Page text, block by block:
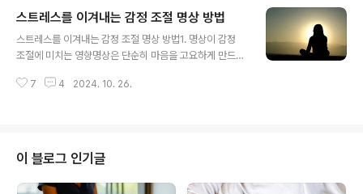
유지해 주는 중요한 역할을 합니다.1-1. 걷기의 역사와 전
통적인 운동법인류가 걷기 시작한 이래, 걷기는 생존을 위
한 필수적인 행위였습니다. 과거 농업 사회에서 사람들은
지할 수 있었습니다. 걷기는 체력 단련뿐 아니라, 자연 속에
스트레스를 이겨내는 감정 조절 명상 방법
스트레스를 이겨내는 감정 조절 명상 방법1. 명상이 감정
조절에 미치는 영향명상은 단순히 마음을 고요하게 만드는
히 감정 조절 능력을 향상시키는 데 큰 도움이 됩니다. 명상
부분)를 진정시키고, 전두엽(논리적 사고와 자기 조절을 담
당하는 부분)의 활동을 증가시킨다는 연구 결과가 있습니
다. 이를 통해 스트레스와 불안이 줄어들며, 감정에 휩쓸리
7 4 2024. 10. 26.
이 블로그 인기글